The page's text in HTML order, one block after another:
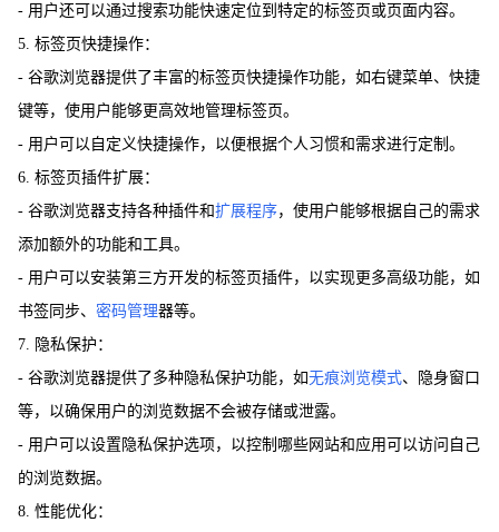
- 用户还可以通过搜索功能快速定位到特定的标签页或页面内容。
5. 标签页快捷操作：
- 谷歌浏览器提供了丰富的标签页快捷操作功能，如右键菜单、快捷
键等，使用户能够更高效地管理标签页。
- 用户可以自定义快捷操作，以便根据个人习惯和需求进行定制。
6. 标签页插件扩展：
- 谷歌浏览器支持各种插件和扩展程序，使用户能够根据自己的需求
添加额外的功能和工具。
- 用户可以安装第三方开发的标签页插件，以实现更多高级功能，如
书签同步、 密码管理器等。
7. 隐私保护：
- 谷歌浏览器提供了多种隐私保护功能，如无痕浏览模式、隐身窗口
等，以确保用户的浏览数据不会被存储或泄露。
- 用户可以设置隐私保护选项，以控制哪些网站和应用可以访问自己
的浏览数据。
8. 性能优化：